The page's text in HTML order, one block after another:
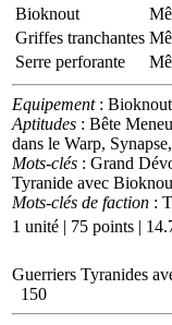
Bioknout
Griffes tranchantes
Serre perforante
Equipement:
Aptitudes : Bête
dans le Warp,
Mots-clés : Grand
Tyranide avec
Mots-clés de faction :
1 unité | 75 points |
Guerriers Tyranides
150